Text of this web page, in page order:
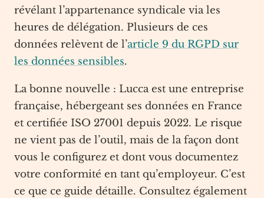
révélant l’appartenance syndicale via les
heures de délégation. Plusieurs de ces
données relèvent de l’article 9 du RGPD sur
les données sensibles.
La bonne nouvelle : Lucca est une entreprise
française, hébergeant ses données en France
et certifiée ISO 27001 depuis 2022. Le risque
ne vient pas de l’outil, mais de la façon dont
vous le configurez et dont vous documentez
votre conformité en tant qu’employeur. C’est
ce que ce guide détaille. Consultez également